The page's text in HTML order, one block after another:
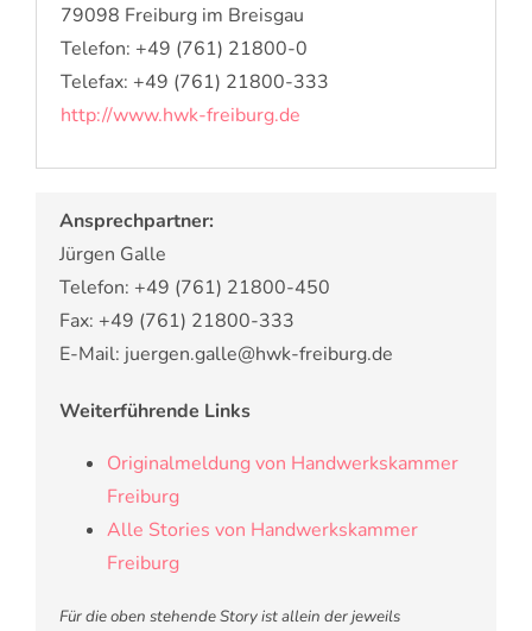
79098 Freiburg im Breisgau
Telefon: +49 (761) 21800-0
Telefax: +49 (761) 21800-333
http://www.hwk-freiburg.de
Ansprechpartner:
Jürgen Galle
Telefon: +49 (761) 21800-450
Fax: +49 (761) 21800-333
E-Mail: juergen.galle@hwk-freiburg.de
Weiterführende Links
Originalmeldung von Handwerkskammer
Freiburg
Alle Stories von Handwerkskammer
Freiburg
Für die oben stehende Story ist allein der jeweils